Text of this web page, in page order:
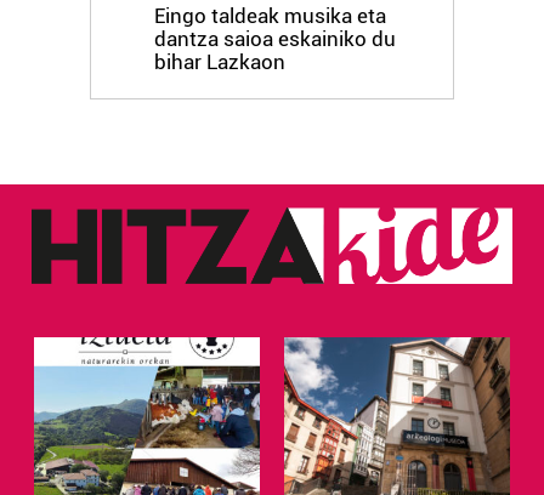
Eingo taldeak musika eta
dantza saioa eskainiko du
bihar Lazkaon